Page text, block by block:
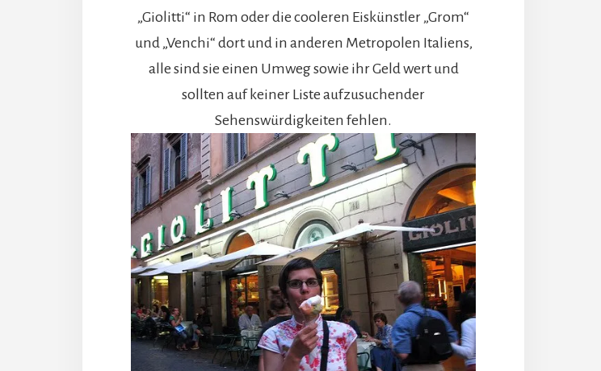
„Giolitti“ in Rom oder die cooleren Eiskünstler „Grom“
und „Venchi“ dort und in anderen Metropolen Italiens,
alle sind sie einen Umweg sowie ihr Geld wert und
sollten auf keiner Liste aufzusuchender
Sehenswürdigkeiten fehlen.